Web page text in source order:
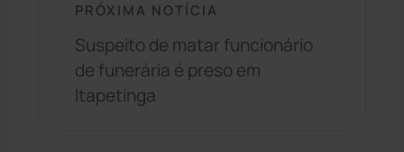
PRÓXIMA NOTÍCIA
Suspeito de matar funcionário
de funerária é preso em
Itapetinga